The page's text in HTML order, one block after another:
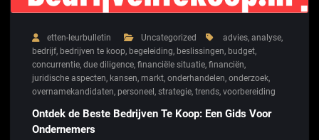
etten-leurbulletin Uncategorized advies, analyse,
bedrijf, bedrijven te koop, begeleiding, beslissingen, budget,
concurrentie, due diligence, financiële situatie, financiën,
juridische aspecten, kansen, markt, onderhandelen, onderzoek,
overnamekandidaten, personeel, strategie, trends, voorbereiding
Ontdek de Beste Bedrijven Te Koop: Een Gids Voor
Ondernemers